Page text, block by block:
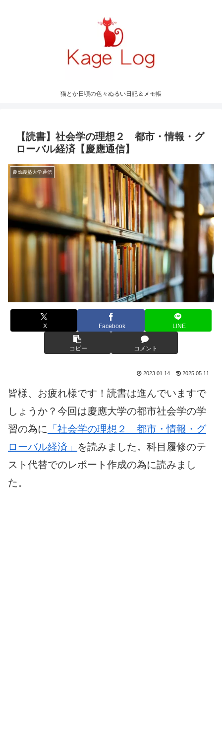
猫とか日頃の色々ぬるい日記＆メモ帳
【読書】社会学の理想２ 都市・情報・グ
ローバル経済【慶應通信】
慶應義塾大学通信
X Facebook LINE
コピー コメント
2023.01.14 2025.05.11
皆様、お疲れ様です！読書は進んでいますで
しょうか？今回は慶應大学の都市社会学の学
習の為に 「社会学の理想２ 都市・情報・グ
ローバル経済」 を読みました。科目履修のテ
スト代替でのレポート作成の為に読みまし
た。